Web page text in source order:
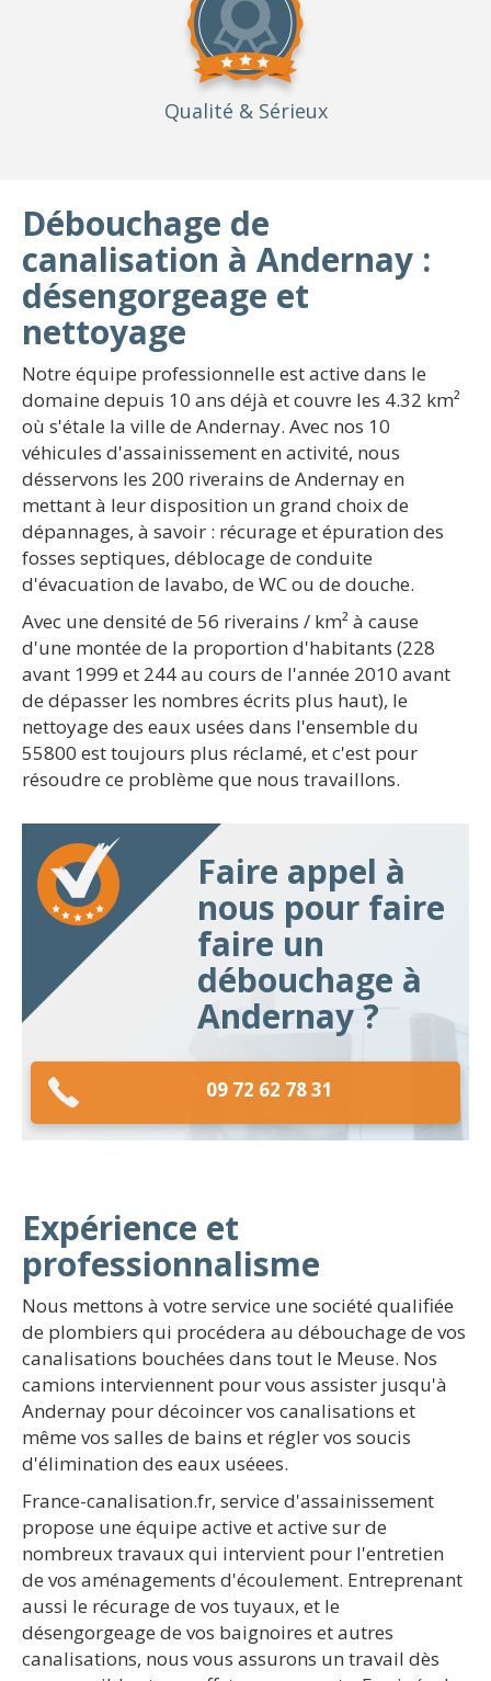
Qualité & Sérieux
Débouchage de
canalisation à Andernay :
désengorgeage et
nettoyage
Notre équipe professionnelle est active dans le
domaine depuis 10 ans déjà et couvre les 4.32 km²
où s'étale la ville de Andernay. Avec nos 10
véhicules d'assainissement en activité, nous
désservons les 200 riverains de Andernay en
mettant à leur disposition un grand choix de
dépannages, à savoir : récurage et épuration des
fosses septiques, déblocage de conduite
d'évacuation de lavabo, de WC ou de douche.
Avec une densité de 56 riverains / km² à cause
d'une montée de la proportion d'habitants (228
avant 1999 et 244 au cours de l'année 2010 avant
de dépasser les nombres écrits plus haut), le
nettoyage des eaux usées dans l'ensemble du
55800 est toujours plus réclamé, et c'est pour
résoudre ce problème que nous travaillons.
Faire appel à
nous pour faire
faire un
débouchage à
Andernay ?
09 72 62 78 31
Expérience et
professionnalisme
Nous mettons à votre service une société qualifiée
de plombiers qui procédera au débouchage de vos
canalisations bouchées dans tout le Meuse. Nos
camions interviennent pour vous assister jusqu'à
Andernay pour décoincer vos canalisations et
même vos salles de bains et régler vos soucis
d'élimination des eaux uséees.
France-canalisation.fr, service d'assainissement
propose une équipe active et active sur de
nombreux travaux qui intervient pour l'entretien
de vos aménagements d'écoulement. Entreprenant
aussi le récurage de vos tuyaux, et le
désengorgeage de vos baignoires et autres
canalisations, nous vous assurons un travail dès